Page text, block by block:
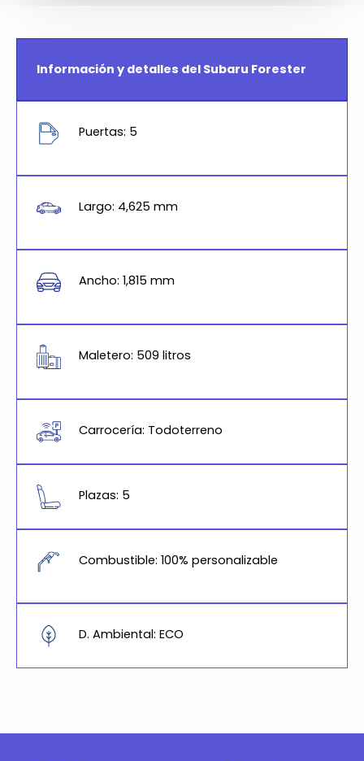
Información y detalles del Subaru Forester
Puertas: 5
Largo: 4,625 mm
Ancho: 1,815 mm
Maletero: 509 litros
Carrocería: Todoterreno
Plazas: 5
Combustible: 100% personalizable
D. Ambiental: ECO